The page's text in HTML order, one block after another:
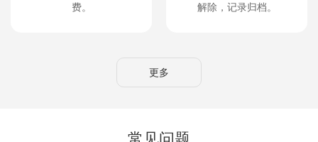
费。
解除，记录归档。
更多